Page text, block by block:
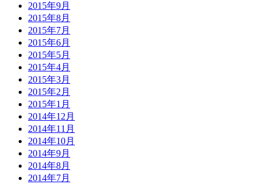
2015年9月
2015年8月
2015年7月
2015年6月
2015年5月
2015年4月
2015年3月
2015年2月
2015年1月
2014年12月
2014年11月
2014年10月
2014年9月
2014年8月
2014年7月